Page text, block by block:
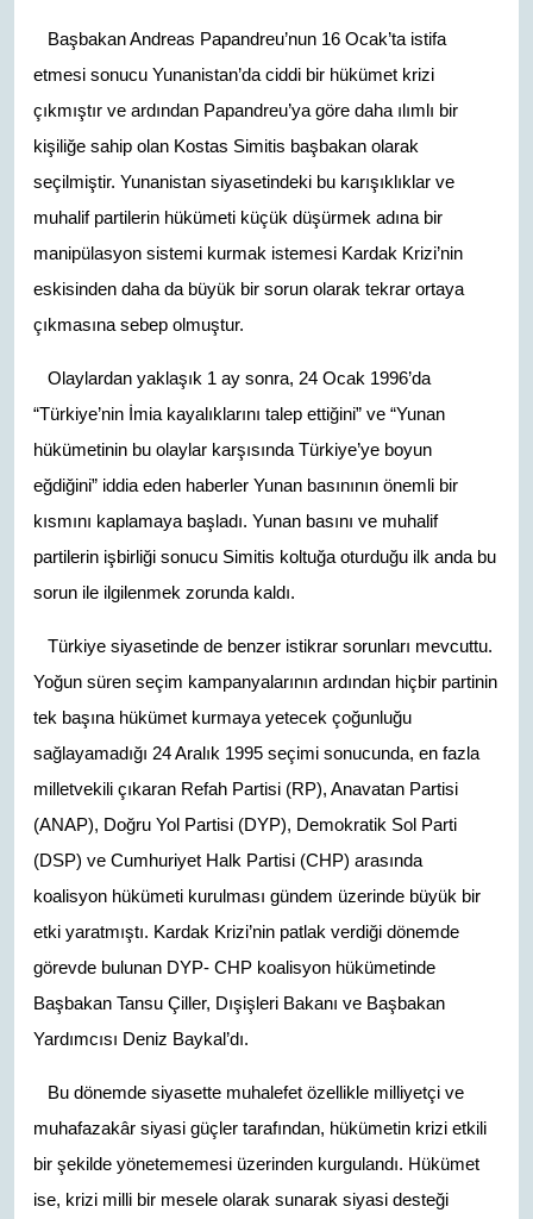
Başbakan Andreas Papandreu’nun 16 Ocak’ta istifa
etmesi sonucu Yunanistan’da ciddi bir hükümet krizi
çıkmıştır ve ardından Papandreu’ya göre daha ılımlı bir
kişiliğe sahip olan Kostas Simitis başbakan olarak
seçilmiştir. Yunanistan siyasetindeki bu karışıklıklar ve
muhalif partilerin hükümeti küçük düşürmek adına bir
manipülasyon sistemi kurmak istemesi Kardak Krizi’nin
eskisinden daha da büyük bir sorun olarak tekrar ortaya
çıkmasına sebep olmuştur.
Olaylardan yaklaşık 1 ay sonra, 24 Ocak 1996’da
“Türkiye’nin İmia kayalıklarını talep ettiğini” ve “Yunan
hükümetinin bu olaylar karşısında Türkiye’ye boyun
eğdiğini” iddia eden haberler Yunan basınının önemli bir
kısmını kaplamaya başladı. Yunan basını ve muhalif
partilerin işbirliği sonucu Simitis koltuğa oturduğu ilk anda bu
sorun ile ilgilenmek zorunda kaldı.
Türkiye siyasetinde de benzer istikrar sorunları mevcuttu.
Yoğun süren seçim kampanyalarının ardından hiçbir partinin
tek başına hükümet kurmaya yetecek çoğunluğu
sağlayamadığı 24 Aralık 1995 seçimi sonucunda, en fazla
milletvekili çıkaran Refah Partisi (RP), Anavatan Partisi
(ANAP), Doğru Yol Partisi (DYP), Demokratik Sol Parti
(DSP) ve Cumhuriyet Halk Partisi (CHP) arasında
koalisyon hükümeti kurulması gündem üzerinde büyük bir
etki yaratmıştı. Kardak Krizi’nin patlak verdiği dönemde
görevde bulunan DYP- CHP koalisyon hükümetinde
Başbakan Tansu Çiller, Dışişleri Bakanı ve Başbakan
Yardımcısı Deniz Baykal’dı.
Bu dönemde siyasette muhalefet özellikle milliyetçi ve
muhafazakâr siyasi güçler tarafından, hükümetin krizi etkili
bir şekilde yönetememesi üzerinden kurgulandı. Hükümet
ise, krizi milli bir mesele olarak sunarak siyasi desteği